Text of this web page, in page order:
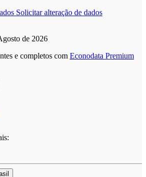
Solicitar alteração de dados
de 2026
e completos com Econodata Premium